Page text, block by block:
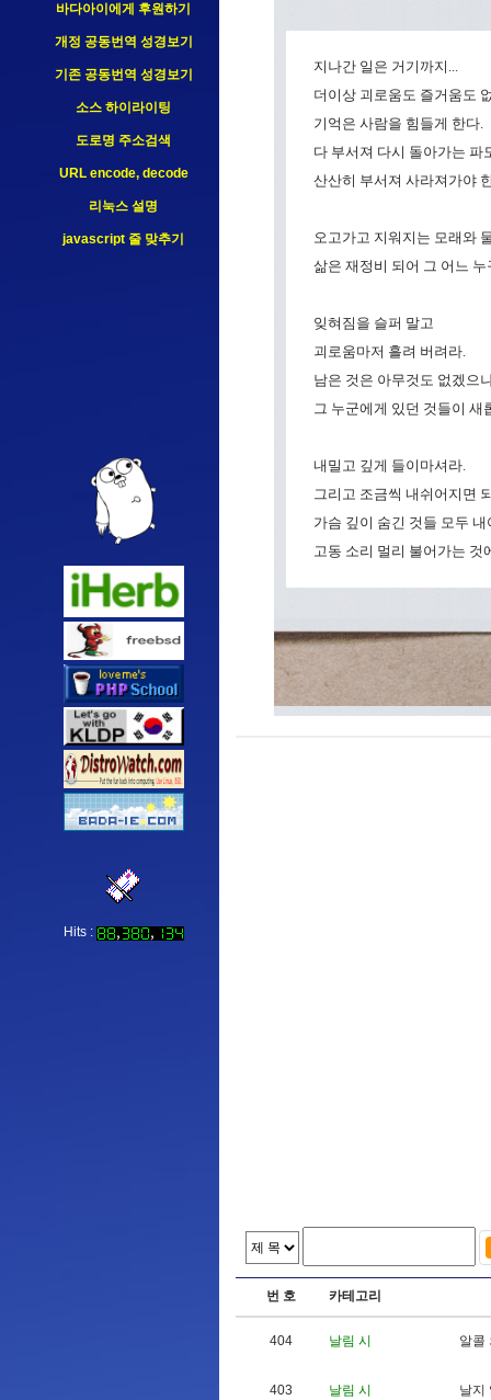
바다아이에게 후원하기
개정 공동번역 성경보기
기존 공동번역 성경보기
소스 하이라이팅
도로명 주소검색
URL encode, decode
리눅스 설명
javascript 줄 맞추기
Hits :
지나간 일은 거기까지...
더이상 괴로움도 즐거움도
기억은 사람을 힘들게 한다.
다 부서져 다시 돌아가는 파
산산히 부서져 사라져가야
오고가고 지워지는 모래와
삶은 재정비 되어 그 어느
잊혀짐을 슬퍼 말고
괴로움마저 흘려 버려라.
남은 것은 아무것도 없겠으
그 누군에게 있던 것들이 새
내밀고 깊게 들이마셔라.
그리고 조금씩 내쉬어지면
가슴 깊이 숨긴 것들 모두
고동 소리 멀리 불어가는 것
번 호 카테고리
404 날림 시 알콜
403 날림 시 날지